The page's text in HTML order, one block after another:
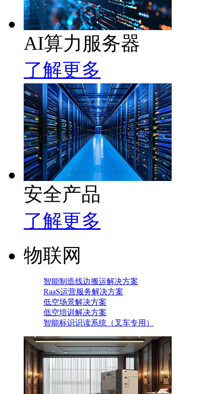
AI算力服务器
了解更多
安全产品
了解更多
物联网
智能制造线边搬运解决方案
RaaS运营服务解决方案
低空场景解决方案
低空培训解决方案
智能标识识读系统（叉车专用）